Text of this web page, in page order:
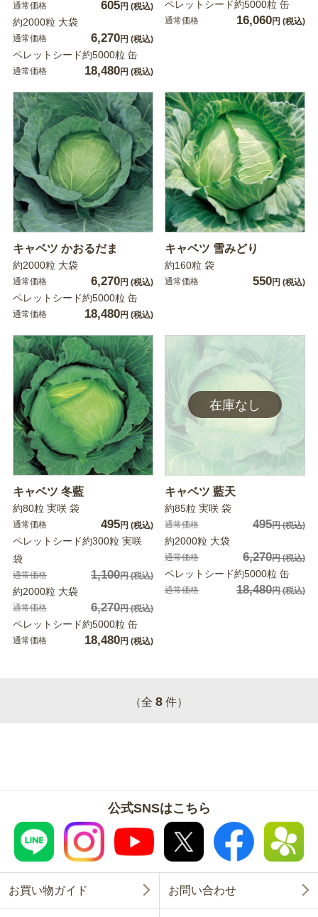
通常価格 605円 (税込)
約2000粒 大袋
通常価格 6,270円 (税込)
ペレットシード約5000粒 缶
通常価格 18,480円 (税込)
ペレットシード約5000粒 缶
通常価格 16,060円 (税込)
キャベツ かおるだま
約2000粒 大袋
通常価格 6,270円 (税込)
ペレットシード約5000粒 缶
通常価格 18,480円 (税込)
キャベツ 雪みどり
約160粒 袋
通常価格 550円 (税込)
キャベツ 冬藍
約80粒 実咲 袋
通常価格 495円 (税込)
ペレットシード約300粒 実咲
袋
通常価格 1,100円(税込)
約2000粒 大袋
通常価格 6,270円(税込)
ペレットシード約5000粒 缶
通常価格 18,480円 (税込)
キャベツ 藍天
約85粒 実咲 袋
通常価格 495円(税込)
約2000粒 大袋
通常価格 6,270円(税込)
ペレットシード約5000粒 缶
通常価格 18,480円(税込)
（全 8 件）
公式SNSはこちら
お買い物ガイド お問い合わせ